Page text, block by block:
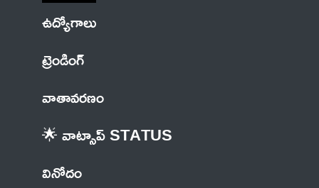
ఉద్యోగాలు
ట్రెండింగ్
వాతావరణం
🌟 వాట్సాప్ STATUS
వినోదం